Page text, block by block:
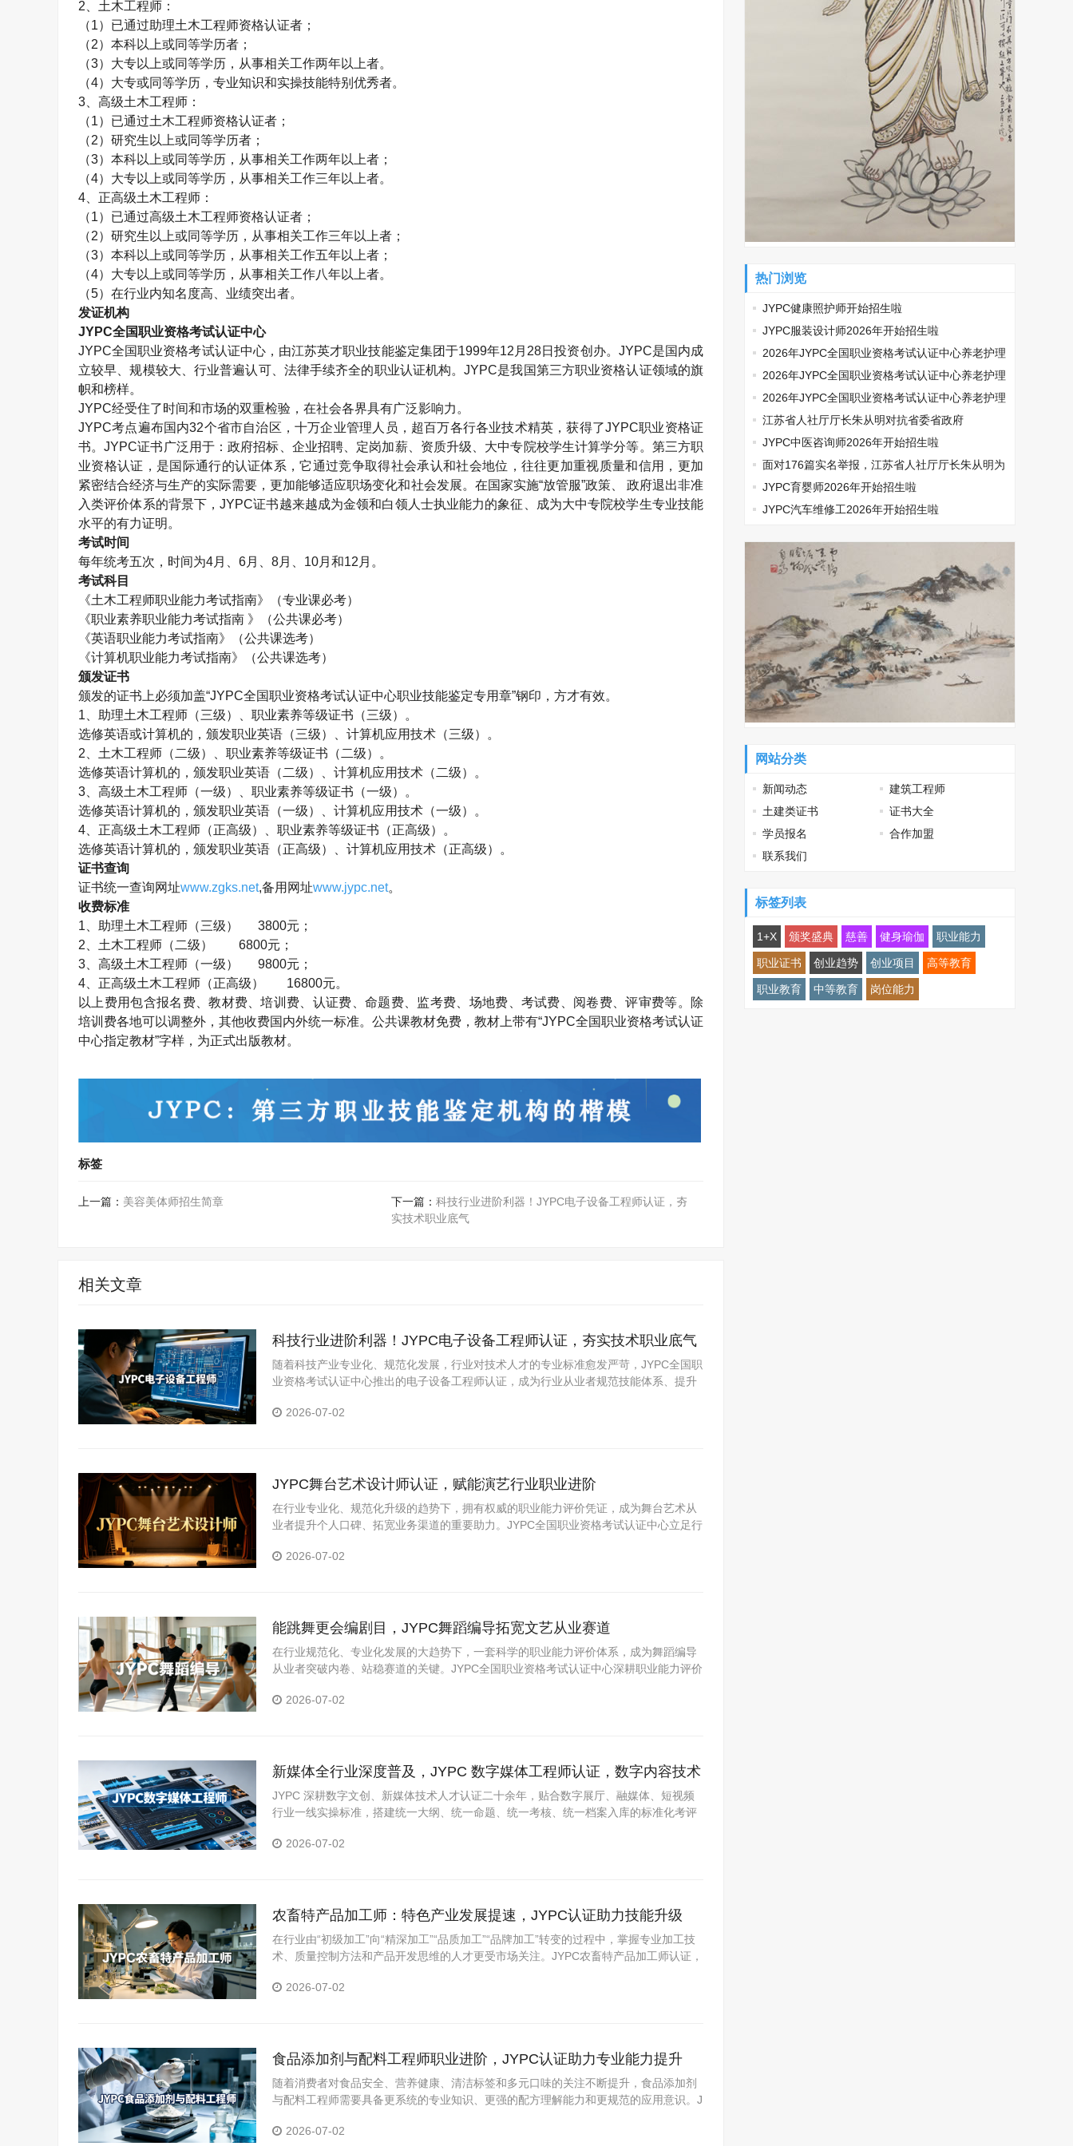
2、 土木工程师 ：
（1）已通过助理土木工程师资格认证者；
（2）本科以上或同等学历者；
（3）大专以上或同等学历，从事相关工作两年以上者。
（4）大专或同等学历，专业知识和实操技能特别优秀者。
3、高级土木工程师 ：
（1）已通过土木工程师资格认证者；
（2）研究生以上或同等学历者；
（3）本科以上或同等学历，从事相关工作两年以上者；
（4）大专以上或同等学历，从事相关工作三年以上者。
4、正高级土木工程师 ：
（1）已通过高级土木工程师资格认证者；
（2）研究生以上或同等学历，从事相关工作三年以上者；
（3）本科以上或同等学历，从事相关工作五年以上者；
（4）大专以上或同等学历，从事相关工作八年以上者。
（5）在行业内知名度高、业绩突出者。
发证机构
JYPC全国职业资格考试认证中心
JYPC全国职业资格考试认证中心，由江苏英才职业技能鉴定集团于1999年12月28日投资创办。JYPC是国内成
立较早、规模较大、行业普遍认可、法律手续齐全的职业认证机构。JYPC是我国第三方职业资格认证领域的旗
帜和榜样。
JYPC经受住了时间和市场的双重检验，在社会各界具有广泛影响力。
JYPC考点遍布国内32个省市自治区，十万企业管理人员，超百万各行各业技术精英，获得了JYPC职业资格证
书。JYPC证书广泛用于：政府招标、企业招聘、定岗加薪、资质升级、大中专院校学生计算学分等。第三方职
业资格认证，是国际通行的认证体系，它通过竞争取得社会承认和社会地位，往往更加重视质量和信用，更加
紧密结合经济与生产的实际需要，更加能够适应职场变化和社会发展。在国家实施“放管服”政策、 政府退出非准
入类评价体系的背景下，JYPC证书越来越成为金领和白领人士执业能力的象征、成为大中专院校学生专业技能
水平的有力证明。
考试时间
每年统考五次，时间为4月、6月、8月、10月和12月。
考试科目
《土木工程师职业能力考试指南》（专业课必考）
《职业素养职业能力考试指南 》（公共课必考）
《英语职业能力考试指南》（公共课选考）
《计算机职业能力考试指南》（公共课选考）
颁发证书
颁发的证书上必须加盖“JYPC全国职业资格考试认证中心职业技能鉴定专用章”钢印，方才有效。
1、助理土木工程师 （三级）、职业素养等级证书（三级）。
选修英语或计算机的，颁发职业英语（三级）、计算机应用技术（三级）。
2、 土木工程师 （二级）、职业素养等级证书（二级）。
选修英语计算机的，颁发职业英语（二级）、计算机应用技术（二级）。
3、高级土木工程师 （一级）、职业素养等级证书（一级）。
选修英语计算机的，颁发职业英语（一级）、计算机应用技术（一级）。
4、正高级土木工程师 （正高级）、职业素养等级证书（正高级）。
选修英语计算机的，颁发职业英语（正高级）、计算机应用技术（正高级）。
证书查询
证书统一查询网址www.zgks.net,备用网址www.jypc.net。
收费标准
1、助理土木工程师 （三级） 3800元；
2、 土木工程师 （二级） 6800元；
3、高级土木工程师 （一级） 9800元；
4、正高级土木工程师 （正高级）
16800元。
以上费用包含报名费、教材费、培训费、认证费、命题费、监考费、场地费、考试费、阅卷费、评审费等。除
培训费各地可以调整外，其他收费国内外统一标准。公共课教材免费，教材上带有“JYPC全国职业资格考试认证
中心指定教材”字样，为正式出版教材。
标签
上一篇： 美容美体师招生简章 下一篇： 科技行业进阶利器！JYPC电子设备工程师认证，夯
实技术职业底气
相关文章
科技行业进阶利器！JYPC电子设备工程师认证，夯实技术职业底气
随着科技产业专业化、规范化发展，行业对技术人才的专业标准愈发严苛，JYPC全国职
业资格考试认证中心推出的电子设备工程师认证，成为行业从业者规范技能体系、提升
2026-07-02
JYPC舞台艺术设计师认证，赋能演艺行业职业进阶
在行业专业化、规范化升级的趋势下，拥有权威的职业能力评价凭证，成为舞台艺术从
业者提升个人口碑、拓宽业务渠道的重要助力。JYPC全国职业资格考试认证中心立足行
化评价体系，为行业人才提供标准化的能力佐证。
2026-07-02
能跳舞更会编剧目，JYPC舞蹈编导拓宽文艺从业赛道
在行业规范化、专业化发展的大趋势下，一套科学的职业能力评价体系，成为舞蹈编导
从业者突破内卷、站稳赛道的关键。JYPC全国职业资格考试认证中心深耕职业能力评价
系，精准匹配市场用人标准与行业发展趋势。
2026-07-02
新媒体全行业深度普及，JYPC 数字媒体工程师认证，数字内容技术
人才拓宽职业上升通道
JYPC 深耕数字文创、新媒体技术人才认证二十余年，贴合数字展厅、融媒体、短视频
行业一线实操标准，搭建统一大纲、统一命题、统一考核、统一档案入库的标准化考评
2026-07-02
农畜特产品加工师：特色产业发展提速，JYPC认证助力技能升级
在行业由“初级加工”向“精深加工”“品质加工”“品牌加工”转变的过程中，掌握专业加工技
术、质量控制方法和产品开发思维的人才更受市场关注。JYPC农畜特产品加工师认证，
2026-07-02
食品添加剂与配料工程师职业进阶，JYPC认证助力专业能力提升
随着消费者对食品安全、营养健康、清洁标签和多元口味的关注不断提升，食品添加剂
与配料工程师需要具备更系统的专业知识、更强的配方理解能力和更规范的应用意识。J
力。2026-07-02
热门浏览
JYPC健康照护师开始招生啦
JYPC服装设计师2026年开始招生啦
2026年JYPC全国职业资格考试认证中心养老护理
师开始报名啦
2026年JYPC全国职业资格考试认证中心养老护理
师开始报名啦
2026年JYPC全国职业资格考试认证中心养老护理
师开始报名啦
江苏省人社厅厅长朱从明对抗省委省政府
JYPC中医咨询师2026年开始招生啦
面对176篇实名举报，江苏省人社厅厅长朱从明为
何选择沉默
JYPC育婴师2026年开始招生啦
JYPC汽车维修工2026年开始招生啦
网站分类
新闻动态
建筑工程师
土建类证书
证书大全
学员报名
合作加盟
联系我们
标签列表
1+X 颁奖盛典 慈善 健身瑜伽 职业能力
职业证书 创业趋势 创业项目 高等教育
职业教育 中等教育 岗位能力